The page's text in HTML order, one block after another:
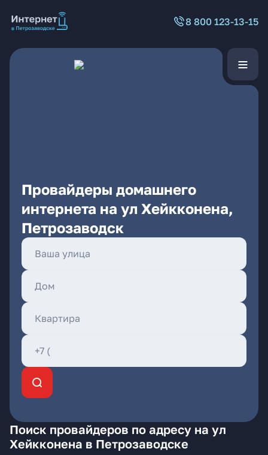
8 800 123-13-15
Провайдеры домашнего
интернета на ул Хейкконена,
Петрозаводск
Поиск провайдеров по адресу на ул
Хейкконена в Петрозаводске